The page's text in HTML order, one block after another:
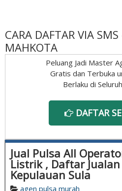
CARA DAFTAR VIA
MAHKOTA
Peluang Jadi Master
Gratis dan Terbuka
Berlaku di
DAFTAR
Jual Pulsa All
Listrik , Daftar Jualan
Kepulauan Sula
agen pulsa murah